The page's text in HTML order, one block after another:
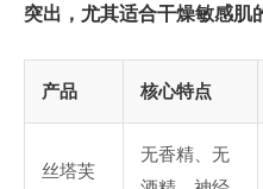
突出，尤其适合干燥敏感肌
产品 核心特点
丝塔芙
无香精、无